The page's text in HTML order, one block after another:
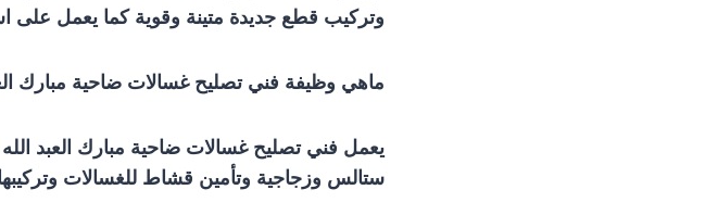
وتركيب قطع جديدة متينة وقوية كما يعمل على
ماهي وظيفة فني تصليح غسالات ضاحية مبارك
يعمل فني تصليح غسالات ضاحية مبارك العبد
ستالس وزجاجية وتأمين قشاط للغسالات